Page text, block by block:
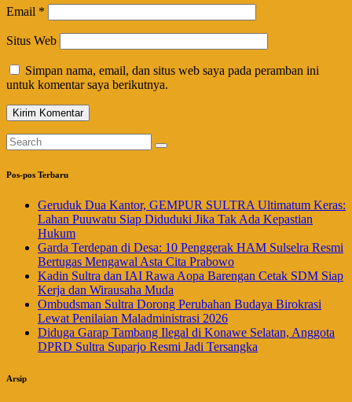
Email *
Situs Web
Simpan nama, email, dan situs web saya pada peramban ini
untuk komentar saya berikutnya.
Pos-pos Terbaru
Geruduk Dua Kantor, GEMPUR SULTRA Ultimatum Keras:
Lahan Puuwatu Siap Diduduki Jika Tak Ada Kepastian
Hukum
Garda Terdepan di Desa: 10 Penggerak HAM Sulselra Resmi
Bertugas Mengawal Asta Cita Prabowo
Kadin Sultra dan IAI Rawa Aopa Barengan Cetak SDM Siap
Kerja dan Wirausaha Muda
Ombudsman Sultra Dorong Perubahan Budaya Birokrasi
Lewat Penilaian Maladministrasi 2026
Diduga Garap Tambang Ilegal di Konawe Selatan, Anggota
DPRD Sultra Suparjo Resmi Jadi Tersangka
Arsip